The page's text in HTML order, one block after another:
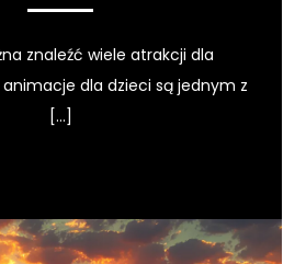
znaleźć wiele atrakcji dla
animacje dla dzieci są jednym z
[…]